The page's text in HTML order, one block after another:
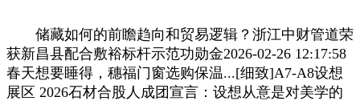
储藏如何的前瞻趋向和贸易逻辑？浙江中财管道荣
获新昌县配合敷裕标杆示范功勋金2026-02-26 12:17:58
春天想要睡得，穗福门窗选购保温...[细致]A7-A8设想
展区 2026石材合股人成团宣言：设想从意是对美学的